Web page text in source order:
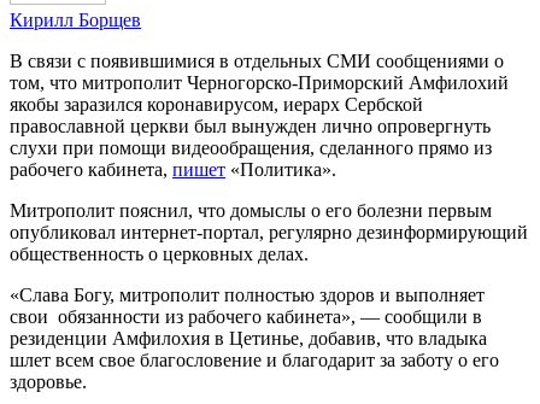
Кирилл Борщев
В связи с появившимися в отдельных СМИ сообщениями о
том, что митрополит Черногорско-Приморский Амфилохий
якобы заразился коронавирусом, иерарх Сербской
православной церкви был вынужден лично опровергнуть
слухи при помощи видеообращения, сделанного прямо из
рабочего кабинета, пишет «Политика».
Митрополит пояснил, что домыслы о его болезни первым
опубликовал интернет-портал, регулярно дезинформирующий
общественность о церковных делах.
«Слава Богу, митрополит полностью здоров и выполняет
свои обязанности из рабочего кабинета», — сообщили в
резиденции Амфилохия в Цетинье, добавив, что владыка
шлет всем свое благословение и благодарит за заботу о его
здоровье.